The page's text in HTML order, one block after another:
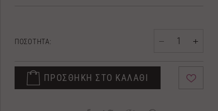
ΠΟΣΟΤΗΤΑ:
ΠΡΟΣΘΗΚΗ ΣΤΟ ΚΑΛΑΘΙ